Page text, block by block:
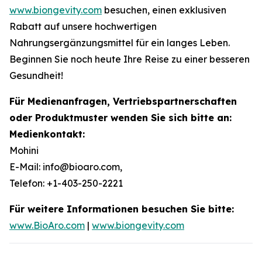
www.biongevity.com besuchen, einen exklusiven
Rabatt auf unsere hochwertigen
Nahrungsergänzungsmittel für ein langes Leben.
Beginnen Sie noch heute Ihre Reise zu einer besseren
Gesundheit!
Für Medienanfragen, Vertriebspartnerschaften
oder Produktmuster wenden Sie sich bitte an:
Medienkontakt:
Mohini
E-Mail: info@bioaro.com,
Telefon: +1-403-250-2221
Für weitere Informationen besuchen Sie bitte:
www.BioAro.com | www.biongevity.com